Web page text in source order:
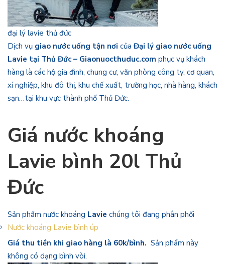
đại lý lavie thủ đức
Dịch vụ giao nước uống tận nơi củaĐại lý giao nước uống
Lavie tại Thủ Đức – Giaonuocthuduc.com phục vụ khách
hàng là các hộ gia đình, chung cư, văn phòng công ty, cơ quan,
xí nghiệp, khu đô thị, khu chế xuất, trường học, nhà hàng, khách
sạn…tại khu vực thành phố Thủ Đức.
Giá nước khoáng
Lavie bình 20l Thủ
Đức
Sản phẩm nước khoáng Lavie chúng tôi đang phân phối
Nước khoáng Lavie bình úp
Giá thu tiền khi giao hàng là 60k/bình. Sản phẩm này
không có dạng bình vòi.